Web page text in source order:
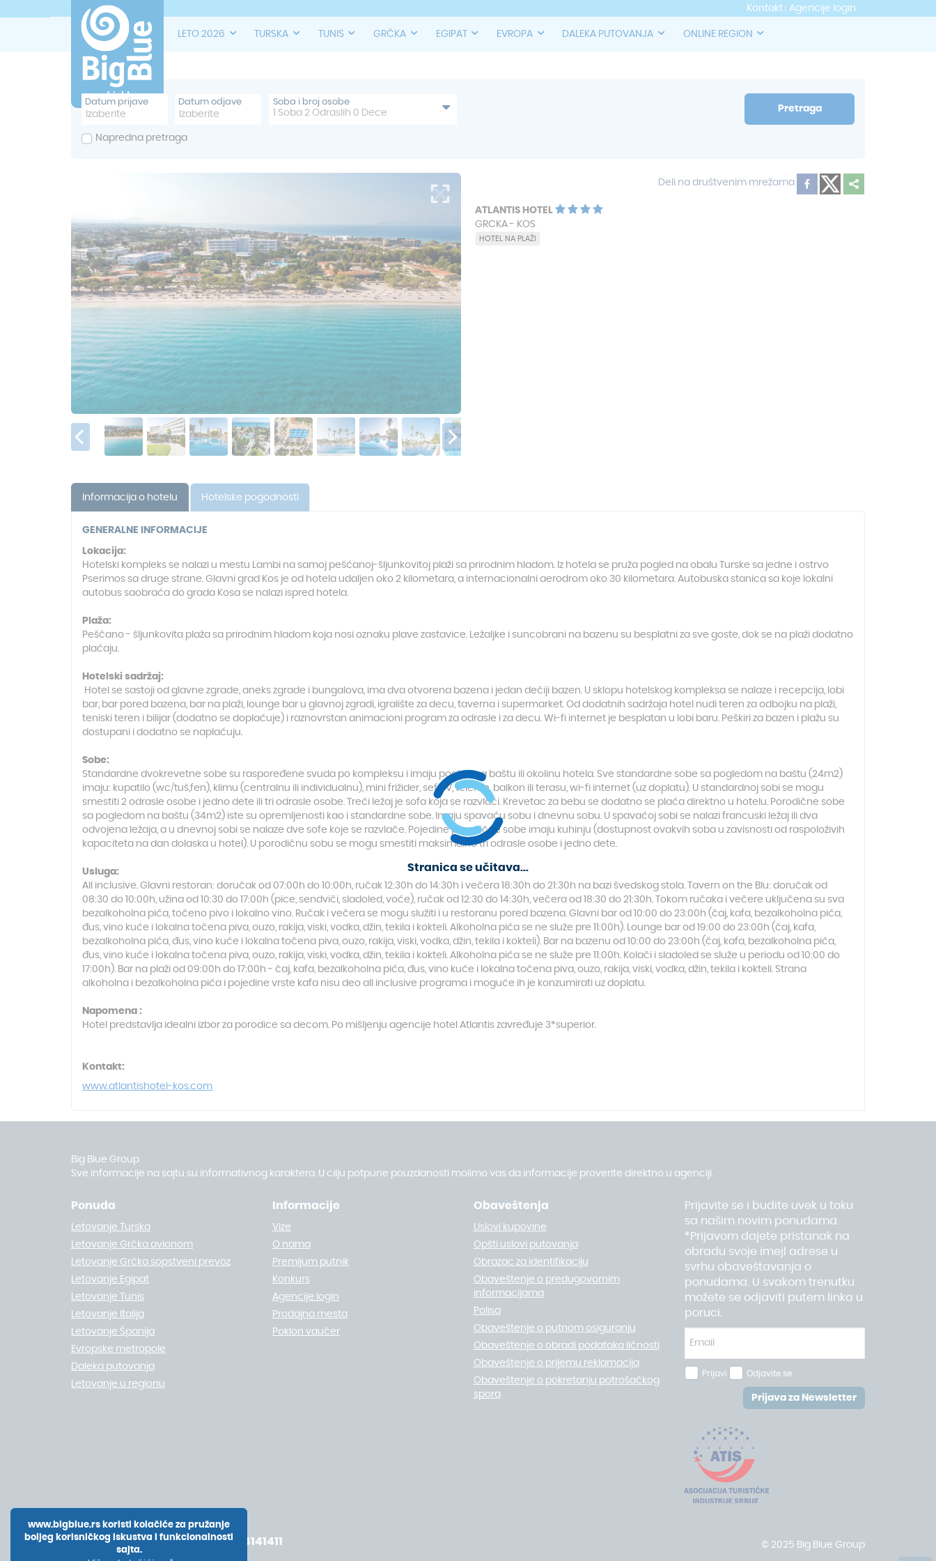
Kontakt Agencije login
LETO 2026 TURSKA TUNIS GRČKA EGIPAT EVROPA DALEKA PUTOVANJA ONLINE REGION
Datum prijave Datum odjave Soba i broj osobe
Soba 2 Odraslih 0 Dece Pretraga
Napredna pretraga
Deli na društvenim mrežama
ATLANTIS HOTEL
GRCKA - KOS
HOTEL NA PLAŽI
Informacija o hotelu Hotelske pogodnosti
GENERALNE INFORMACIJE
Lokacija:
Hotelski kompleks se nalazi u mestu Lambi na samoj pešćanoj-šljunkovitoj plaži sa prirodnim hladom. Iz hotela se pruža pogled na obalu Turske sa jedne i ostrvo
Pserimos sa druge strane. Glavni grad Kos je od hotela udaljen oko 2 kilometara, a internacionalni aerodrom oko 30 kilometara. Autobuska stanica sa koje lokalni
autobus saobraća do grada Kosa se nalazi ispred hotela.
Plaža:
Peščano - šljunkovita plaža sa prirodnim hladom koja nosi oznaku plave zastavice. Ležaljke i suncobrani na bazenu su besplatni za sve goste, dok se na plaži dodatno
plaćaju.
Hotelski sadržaj:
Hotel se sastoji od glavne zgrade, aneks zgrade i bungalova, ima dva otvorena bazena i jedan dečiji bazen. U sklopu hotelskog kompleksa se nalaze i recepcija, lobi
bar, bar pored bazena, bar na plaži, lounge bar u glavnoj zgradi, igralište za decu, taverna i supermarket. Od dodatnih sadržaja hotel nudi teren za odbojku na plaži,
teniski teren i bilijar (dodatno se doplaćuje) i raznovrstan animacioni program za odrasle i za decu. Wi-fi internet je besplatan u lobi baru. Peškiri za bazen i plažu su
dostupani i dodatno se naplaćuju.
Sobe:
Standardne dvokrevetne sobe su raspoređene svuda po kompleksu i imaju pogled na baštu ili okolinu hotela. Sve standardne sobe sa pogledom na baštu (24m2)
imaju: kupatilo (wc/tuš,fen), klimu (centralnu ili individualnu), mini frižider, sef, TV, telefon, balkon ili terasu, wi-fi internet (uz doplatu). U standardnoj sobi se mogu
smestiti 2 odrasle osobe i jedno dete ili tri odrasle osobe. Treći ležaj je sofa koja se razvlači. Krevetac za bebu se dodatno se plaća direktno u hotelu. Porodične sobe
sa pogledom na baštu (34m2) iste su opremljenosti kao i standardne sobe. Imaju spavaću sobu i dnevnu sobu. U spavaćoj sobi se nalazi francuski ležaj ili dva
odvojena ležaja, a u dnevnoj sobi se nalaze dve sofe koje se razvlače. Pojedine porodične sobe imaju kuhinju (dostupnost ovakvih soba u zavisnosti od raspoloživih
kapaciteta na dan dolaska u hotel). U porodičnu sobu se mogu smestiti maksimalno tri odrasle osobe i jedno dete.
Usluga:
All inclusive. Glavni restoran: doručak od 07:00h do 10:00h, ručak 12:30h do 14:30h i večera 18:30h do 21:30h na bazi švedskog stola. Tavern on the Blu: doručak od
08:30 do 10:00h, užina od 10:30 do 17:00h (pice, sendviči, sladoled, voće), ručak od 12:30 do 14:30h, večera od 18:30 do 21:30h. Tokom ručaka i večere uključena su sva
bezalkoholna pića, točeno pivo i lokalno vino. Ručak i večera se mogu služiti i u restoranu pored bazena. Glavni bar od 10:00 do 23:00h (čaj, kafa, bezalkoholna pića,
đus, vino kuće i lokalna točena piva, ouzo, rakija, viski, vodka, džin, tekila i kokteli. Alkoholna pića se ne služe pre 11:00h). Lounge bar od 19:00 do 23:00h (čaj, kafa,
bezalkoholna pića, đus, vino kuće i lokalna točena piva, ouzo, rakija, viski, vodka, džin, tekila i kokteli). Bar na bazenu od 10:00 do 23:00h (čaj, kafa, bezalkoholna pića,
đus, vino kuće i lokalna točena piva, ouzo, rakija, viski, vodka, džin, tekila i kokteli. Alkoholna pića se ne služe pre 11:00h. Kolači i sladoled se služe u periodu od 10:00 do
17:00h). Bar na plaži od 09:00h do 17:00h - čaj, kafa, bezalkoholna pića, đus, vino kuće i lokalna točena piva, ouzo, rakija, viski, vodka, džin, tekila i kokteli. Strana
alkoholna i bezalkoholna pića i pojedine vrste kafa nisu deo all inclusive programa i moguće ih je konzumirati uz doplatu.
Napomena :
Hotel predstavlja idealni izbor za porodice sa decom. Po mišljenju agencije hotel Atlantis zavređuje 3*superior.
Kontakt:
www.atlantishotel-kos.com
Big Blue Group
Sve informacije na sajtu su informativnog karaktera. U cilju potpune pouzdanosti molimo vas da informacije proverite direktno u agenciji.
Ponuda
Letovanje Turska
Letovanje Grčka avionom
Letovanje Grčka sopstveni prevoz
Letovanje Egipat
Letovanje Tunis
Letovanje Italija
Letovanje Španija
Evropske metropole
Daleka putovanja
Letovanje u regionu
Informacije
Vize
O nama
Premijum putnik
Konkurs
Agencije login
Prodajna mesta
Poklon vaučer
Obaveštenja
Uslovi kupovine
Opšti uslovi putovanja
Obrazac za identifikaciju
Obaveštenje o predugovornim
informacijama
Polisa
Obaveštenje o putnom osiguranju
Obaveštenje o obradi podataka ličnosti
Obaveštenje o prijemu reklamacija
Obaveštenje o pokretanju potrošačkog
spora
Prijavite se i budite uvek u toku
sa našim novim ponudama.
*Prijavom dajete pristanak na
obradu svoje imejl adrese u
svrhu obaveštavanja o
ponudama. U svakom trenutku
možete se odjaviti putem linka u
poruci.
Prijavi Odjavite se
Prijava za Newsletter
+381 11 4141411 © 2025 Big Blue Group
Stranica se učitava...
www.bigblue.rs koristi kolačiće za pružanje
boljeg korisničkog iskustva i funkcionalnosti
sajta.